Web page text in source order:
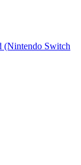
(Nintendo Switch